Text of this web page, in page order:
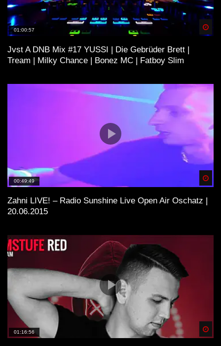
01:00:57
Jvst A DNB Mix #17 YUSSI | Die Gebrüder Brett |
Tream | Milky Chance | Bonez MC | Fatboy Slim
00:49:49
Zahni LIVE! – Radio Sunshine Live Open Air Oschatz |
20.06.2015
01:16:56